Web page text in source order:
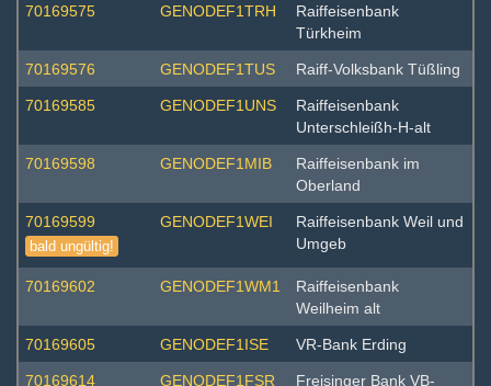
70169575 GENODEF1TRH
Raiffeisenbank
Türkheim
70169576 GENODEF1TUS Raiff-Volksbank Tüßling
70169585 GENODEF1UNS
Raiffeisenbank
Unterschleißh-H-alt
70169598 GENODEF1MIB
Raiffeisenbank im
Oberland
70169599
bald ungültig!
GENODEF1WEI
Raiffeisenbank Weil und
Umgeb
70169602 GENODEF1WM1
Raiffeisenbank
Weilheim alt
70169605 GENODEF1ISE VR-Bank Erding
70169614 GENODEF1FSR
Freisinger Bank VB-